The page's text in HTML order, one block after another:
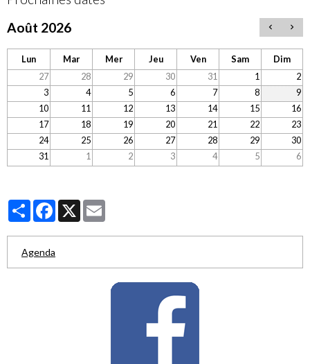
Août 2026
Lun Mar Mer Jeu Ven Sam
Dim
27
28 29 30 31 1
2
3
4 5 6 7 8
9
10
11 12 13 14 15
16
17
18 19 20 21 22
23
24
25 26 27 28 29
30
31
1 2 3 4 5 6
PartagerFacebook
X
Agenda